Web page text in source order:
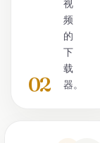
02
视
频
的
下
载
器。